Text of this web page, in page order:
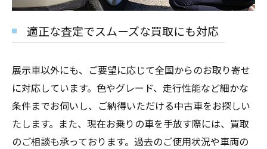
適正な査定でスムーズな買取にも対応
展示車以外にも、ご要望に応じて全国からのお取り寄せ
に対応しています。色やグレード、走行性能など細かな
条件までお伺いし、ご納得いただける中古車をお探しい
たします。また、現在お乗りの車を手放す際には、買取
のご相談も承っております。過去のご使用状況や車両の